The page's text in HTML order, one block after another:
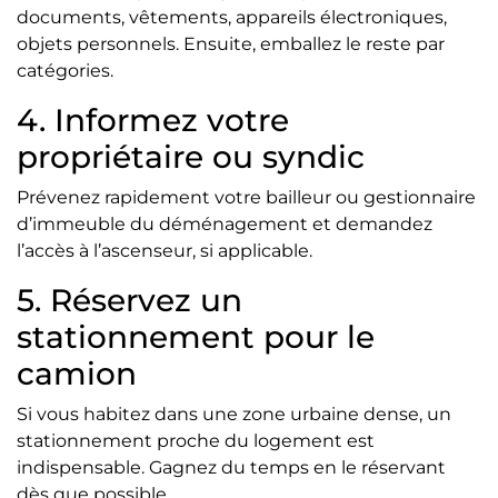
documents, vêtements, appareils électroniques,
objets personnels. Ensuite, emballez le reste par
catégories.
4. Informez votre
propriétaire ou syndic
Prévenez rapidement votre bailleur ou gestionnaire
d’immeuble du déménagement et demandez
l’accès à l’ascenseur, si applicable.
5. Réservez un
stationnement pour le
camion
Si vous habitez dans une zone urbaine dense, un
stationnement proche du logement est
indispensable. Gagnez du temps en le réservant